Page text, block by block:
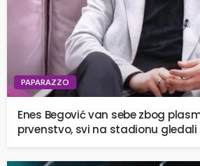
PAPARAZZO
Enes Begović van sebe zbog
prvenstvo, svi na stadionu gledali